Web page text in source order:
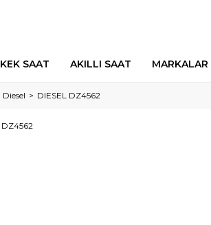
SAAT AKILLI SAAT MARKALAR
Diesel DIESEL DZ4562